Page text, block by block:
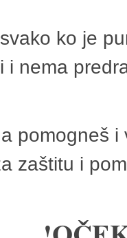
ko je
i nema
pomogneš
zaštitu i